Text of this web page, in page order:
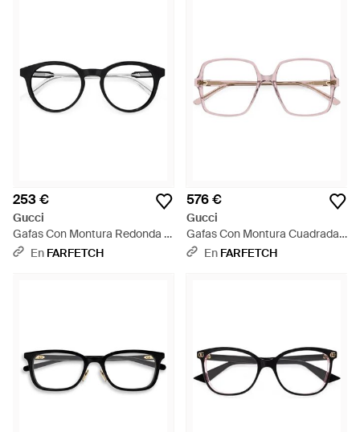
253 €
Gucci
Gafas Con Montura Redonda -
Negro
En FARFETCH
576 €
Gucci
Gafas Con Montura Cuadrada -
Blanco
En FARFETCH